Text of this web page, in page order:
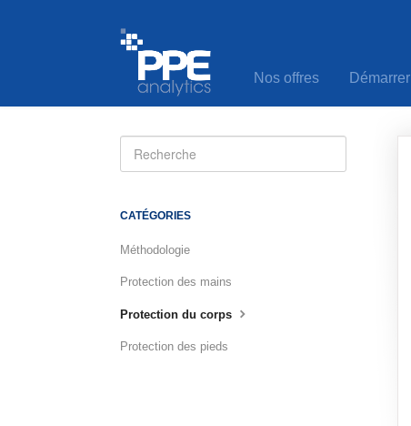
Nos offres Démarrer
Search
CATÉGORIES
Méthodologie
Protection des mains
Protection du corps
Protection des pieds